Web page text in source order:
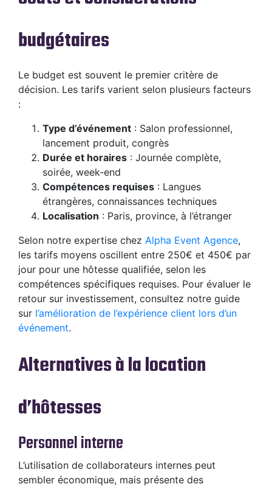
budgétaires
Le budget est souvent le premier critère de
décision. Les tarifs varient selon plusieurs facteurs
:
Type d’événement : Salon professionnel,
lancement produit, congrès
Durée et horaires : Journée complète,
soirée, week-end
Compétences requises : Langues
étrangères, connaissances techniques
Localisation : Paris, province, à l’étranger
Selon notre expertise chez Alpha Event Agence,
les tarifs moyens oscillent entre 250€ et 450€ par
jour pour une hôtesse qualifiée, selon les
compétences spécifiques requises. Pour évaluer le
retour sur investissement, consultez notre guide
sur l’amélioration de l’expérience client lors d’un
événement.
Alternatives à la location
d’hôtesses
Personnel interne
L’utilisation de collaborateurs internes peut
sembler économique, mais présente des